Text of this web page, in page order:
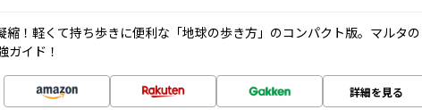
縮！軽くて持ち歩きに便利な「地球の歩き方」のコンパクト版。マルタの
ガイド！
詳細を見る